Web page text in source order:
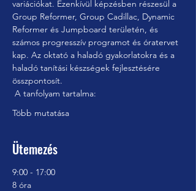
variációkat. Ezenkívül képzésben részesül a
Group Reformer, Group Cadillac, Dynamic
Reformer és Jumpboard területén, és
számos progresszív programot és óratervet
kap. Az oktató a haladó gyakorlatokra és a
haladó tanítási készségek fejlesztésére
összpontosít.
A tanfolyam tartalma:
Több mutatása
Ütemezés
9:00 - 17:00
8 óra